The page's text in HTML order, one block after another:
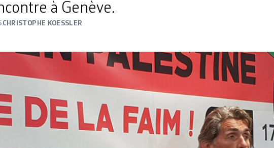
à Genève.
CHRISTOPHE KOESSLER